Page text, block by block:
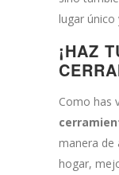
lugar único
¡HAZ
Como has
manera de
hogar,